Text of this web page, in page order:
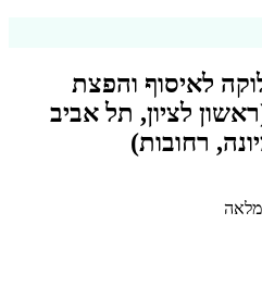
לאיסוף והפצת
לציון, תל אביב
רחובות)